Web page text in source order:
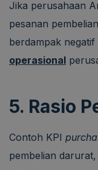
Jika perusahaan
pesanan
berdampak negatif
operasional
5. Rasio
Contoh KPI
pembelian